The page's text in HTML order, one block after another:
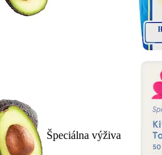
Špeciálna výživa